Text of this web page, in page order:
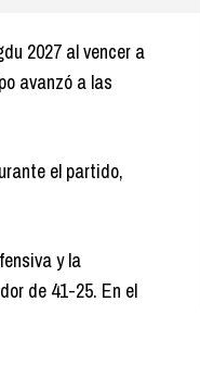
2027 al vencer a
avanzó a las
el partido,
y la
de 41-25. En el